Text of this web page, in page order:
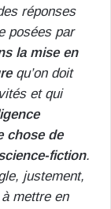
réponses
posées par
la mise en
qu’on doit
et qui
chose de
fiction.
justement,
mettre en